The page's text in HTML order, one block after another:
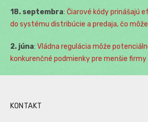
18. septembra: Čiarové kódy prinášajú
do systému distribúcie a predaja, čo
2. júna: Vládna regulácia môže
konkurenčné podmienky pre menšie
KONTAKT